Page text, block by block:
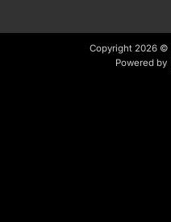
Copyright 2026 ©
Powered by